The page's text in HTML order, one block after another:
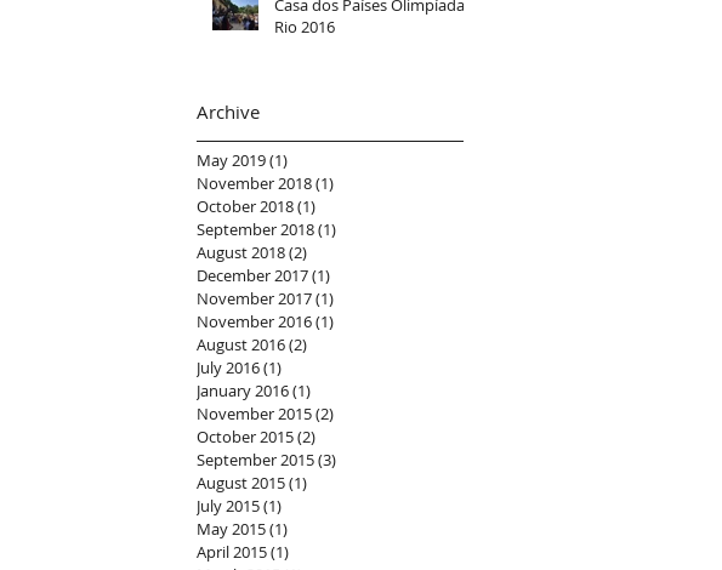
Casa dos Países Olimpíadas
Rio 2016
Archive
May 2019(1)
November 2018(1)
October 2018(1)
September 2018(1)
August 2018(2)
December 2017(1)
November 2017(1)
November 2016(1)
August 2016(2)
July 2016(1)
January 2016(1)
November 2015(2)
October 2015(2)
September 2015(3)
August 2015(1)
July 2015(1)
May 2015(1)
April 2015(1)